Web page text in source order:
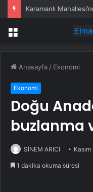
Menü
Anasayfa / Ekonomi
Ekonomi
Doğu
buzlanma
SİNEM ARICI
1 dakika okuma süresi